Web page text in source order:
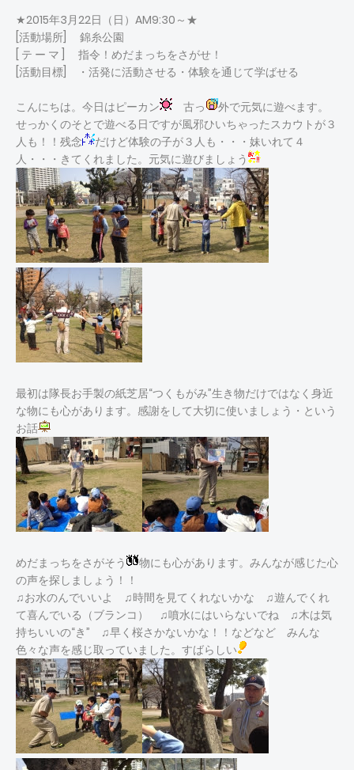
★2015年3月22日（日）AM9:30～★
[活動場所] 錦糸公園
[ テ ー マ ] 指令！めだまっちをさがせ！
[活動目標] ・活発に活動させる・体験を通じて学ばせる
こんにちは。今日はピーカン 古っ
外で元気に遊べます。
せっかくのそとで遊べる日ですが風邪ひいちゃったスカウトが３
人も！！残念
だけど体験の子が３人も・・・妹いれて４
人・・・きてくれました。元気に遊びましょう
最初は隊長お手製の紙芝居“つくもがみ”生き物だけではなく身近
な物にも心があります。感謝をして大切に使いましょう・という
お話
めだまっちをさがそう
物にも心があります。みんなが感じた心
の声を探しましょう！！
♫お水のんでいいよ ♫時間を見てくれないかな ♫遊んでくれ
て喜んでいる（ブランコ） ♫噴水にはいらないでね ♫木は気
持ちいいの“き” ♫早く桜さかないかな！！などなど みんな
色々な声を感じ取っていました。すばらしい